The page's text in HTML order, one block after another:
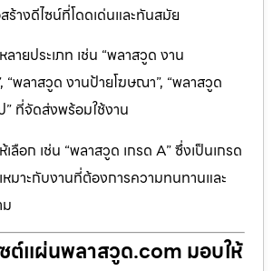
ร้างดีไซน์ที่โดดเด่นและทันสมัย
ลายประเภท เช่น “พลาสวูด งาน
“พลาสวูด งานป้ายโฆษณา”, “พลาสวูด
” ที่จัดส่งพร้อมใช้งาน
เลือก เช่น “พลาสวูด เกรด A” ซึ่งเป็นเกรด
มาะกับงานที่ต้องการความทนทานและ
ซต์แผ่นพลาสวูด.com มอบให้